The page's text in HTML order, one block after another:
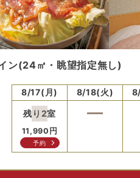
ン(24㎡・眺望指定無し)
8/17(月)
残り 2室
11,990 円
予約
8/18(火)